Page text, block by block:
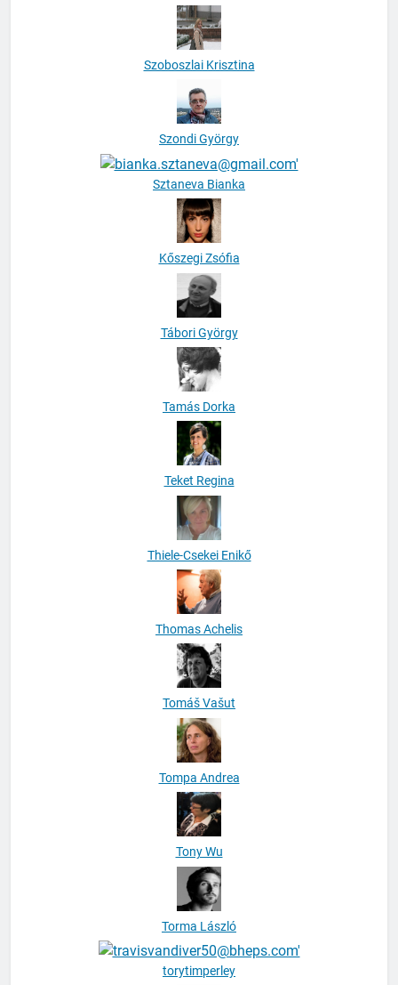
Szoboszlai Krisztina
Szondi György
Sztaneva Bianka
Kőszegi Zsófia
Tábori György
Tamás Dorka
Teket Regina
Thiele-Csekei Enikő
Thomas Achelis
Tomáš Vašut
Tompa Andrea
Tony Wu
Torma László
torytimperley